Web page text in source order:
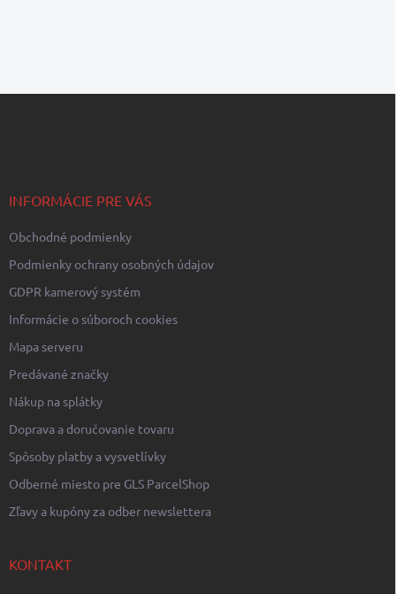
INFORMÁCIE PRE VÁS
Obchodné podmienky
Podmienky ochrany osobných údajov
GDPR kamerový systém
Informácie o súboroch cookies
Mapa serveru
Predávané značky
Nákup na splátky
Doprava a doručovanie tovaru
Spôsoby platby a vysvetlívky
Odberné miesto pre GLS ParcelShop
Zľavy a kupóny za odber newslettera
KONTAKT